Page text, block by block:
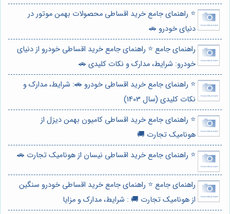
⭐️ راهنمای جامع خرید اقساطی محصولات بهمن موتور در
دنیای خودرو 🚗
راهنمای جامع ⭐️ راهنمای جامع خرید اقساطی خودرو از دنیای
خودرو: شرایط، مدارک و نکات کلیدی 🚗
⭐️ راهنمای جامع خرید اقساطی خودرو 🚗: شرایط، مدارک و
نکات کلیدی (سال 1403)
⭐️ راهنمای جامع خرید اقساطی کامیون بهمن دیزل از
هونامیک تجارت 🚚
⭐️ راهنمای جامع خرید اقساطی نیسان از هونامیک تجارت 🚗
راهنمای جامع ⭐️ راهنمای جامع خرید اقساطی خودرو سنگین
از هونامیک تجارت 🚚 : شرایط، مدارک و مزایا